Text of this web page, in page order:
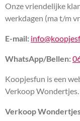
Onze vriendelijke
werkdagen (ma t/m
E-mail:
WhatsApp/Bellen:
Koopjesfun is een
Verkoop Wondertjes.
Verkoop